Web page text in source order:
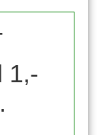
1,-